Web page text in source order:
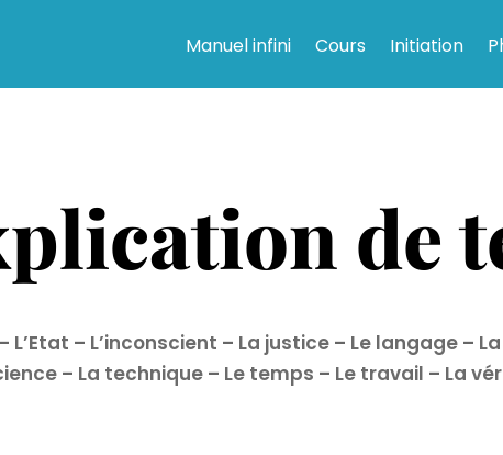
Manuel infini Cours Initiation
de
– L’Etat – L’inconscient – La justice – Le langage –
– La technique– Le temps – Le travail – La